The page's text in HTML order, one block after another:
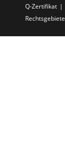
Q-Zertifikat
Rechtsgebiete